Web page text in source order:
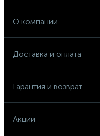
О компании
Доставка и оплата
Гарантия и возврат
Акции